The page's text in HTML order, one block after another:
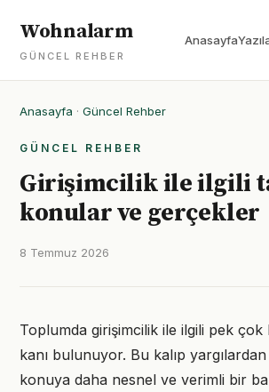
Wohnalarm
GÜNCEL REHBER
Anasayfa
Anasayfa · Güncel Rehber
GÜNCEL REHBER
Girişimcilik ile ilgili
konular ve gerçekler
8 Temmuz 2026
Toplumda girişimcilik ile ilgili pek çok
kanı bulunuyor. Bu kalıp yargılardan
konuya daha nesnel ve verimli bir